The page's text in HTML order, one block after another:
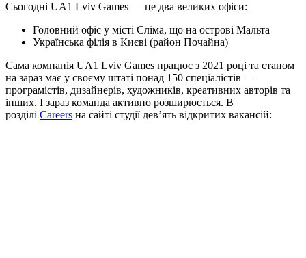
Сьогодні UA1 Lviv Games — це два великих офіси:
Головний офіс у місті Сліма, що на острові Мальта
Українська філія в Києві (район Почайна)
Сама компанія UA1 Lviv Games працює з 2021 році та станом
на зараз має у своєму штаті понад 150 спеціалістів —
програмістів, дизайнерів, художників, креативних авторів та
інших. І зараз команда активно розширюється. В
розділі Careers на сайті студії девʼять відкритих вакансій: